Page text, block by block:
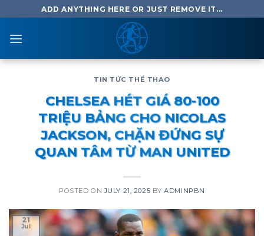
to
content
ADD ANYTHING HERE OR JUST REMOVE IT...
TIN TỨC THỂ THAO
CHELSEA HÉT GIÁ 80-100
TRIỆU BẢNG CHO NICOLAS
JACKSON, CHẶN ĐỨNG SỰ
QUAN TÂM TỪ MAN UNITED
POSTED ONJULY 21, 2025 BYADMINPBN
21
Jul